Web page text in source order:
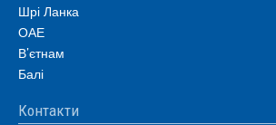
Шрі Ланка
ОАЕ
В’єтнам
Балі
Контакти